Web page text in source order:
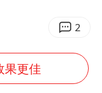
宋蓬逝世
》口碑
2
果更佳